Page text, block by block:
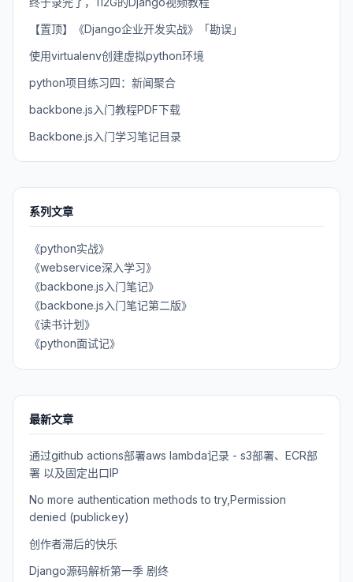
【置顶】《Django企业开发实战》「勘误」
使用virtualenv创建虚拟python环境
python项目练习四：新闻聚合
backbone.js入门教程PDF下载
Backbone.js入门学习笔记目录
系列文章
《python实战》
《webservice深入学习》
《backbone.js入门笔记》
《backbone.js入门笔记第二版》
《读书计划》
《python面试记》
最新文章
通过github actions部署aws lambda记录 - s3部署、ECR部
署 以及固定出口IP
No more authentication methods to try,Permission
denied (publickey)
创作者滞后的快乐
Django源码解析第一季 剧终